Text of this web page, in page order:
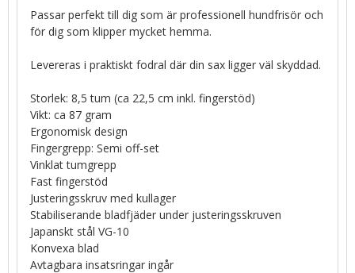
Passar perfekt till dig som är professionell hundfrisör och
för dig som klipper mycket hemma.
Levereras i praktiskt fodral där din sax ligger väl skyddad.
Storlek: 8,5 tum (ca 22,5 cm inkl. fingerstöd)
Vikt: ca 87 gram
Ergonomisk design
Fingergrepp: Semi off-set
Vinklat tumgrepp
Fast fingerstöd
Justeringsskruv med kullager
Stabiliserande bladfjäder under justeringsskruven
Japanskt stål VG-10
Konvexa blad
Avtagbara insatsringar ingår